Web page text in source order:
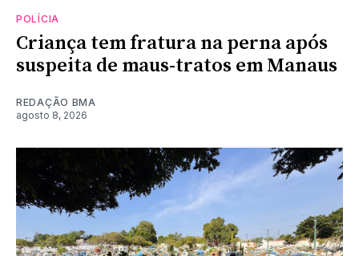
POLÍCIA
Criança tem fratura na perna após
suspeita de maus-tratos em Manaus
REDAÇÃO BMA
agosto 8, 2026